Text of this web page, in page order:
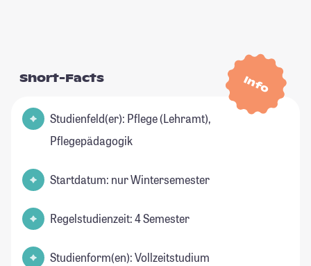
Info
Short-Facts
Studienfeld(er): Pflege (Lehramt),
Pflegepädagogik
Startdatum: nur Wintersemester
Regelstudienzeit: 4 Semester
Studienform(en): Vollzeitstudium